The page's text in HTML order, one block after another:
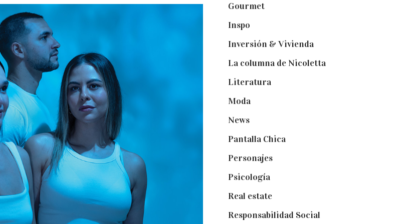
Gourmet(102)
Inspo
Inversión & Vivienda(5)
La columna de Nicoletta(5)
Literatura(1)
Moda(84)
News(24)
Pantalla Chica(22)
Personajes(9)
Psicología(60)
Real estate(7)
Responsabilidad Social